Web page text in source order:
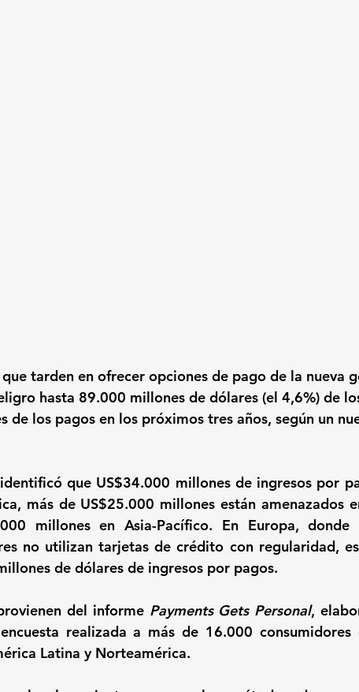
que tarden en ofrecer opciones de pago de la nueva
hasta 89.000 millones de dólares (el 4,6%) de
de los pagos en los próximos tres años, según un
que US$34.000 millones de ingresos por
más de US$25.000 millones están amenazados
millones en Asia-Pacífico. En Europa,
no utilizan tarjetas de crédito con regularidad,
de dólares de ingresos por pagos.
del informe Payments Gets Personal,
realizada a más de 16.000
Latina y Norteamérica.